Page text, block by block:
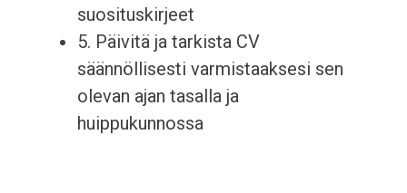
suosituskirjeet
5. Päivitä ja tarkista CV
säännöllisesti varmistaaksesi sen
olevan ajan tasalla ja
huippukunnossa